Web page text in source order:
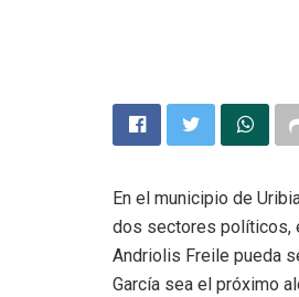
En el municipio de
dos sectores políticos,
Andriolis Freile pueda
García sea el próximo